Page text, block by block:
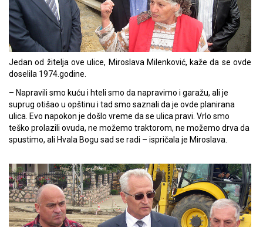
Jedan od žitelja ove ulice, Miroslava Milenković, kaže da se ovde
doselila 1974.godine.
– Napravili smo kuću i hteli smo da napravimo i garažu, ali je
suprug otišao u opštinu i tad smo saznali da je ovde planirana
ulica. Evo napokon je došlo vreme da se ulica pravi. Vrlo smo
teško prolazili ovuda, ne možemo traktorom, ne možemo drva da
spustimo, ali Hvala Bogu sad se radi – ispričala je Miroslava.